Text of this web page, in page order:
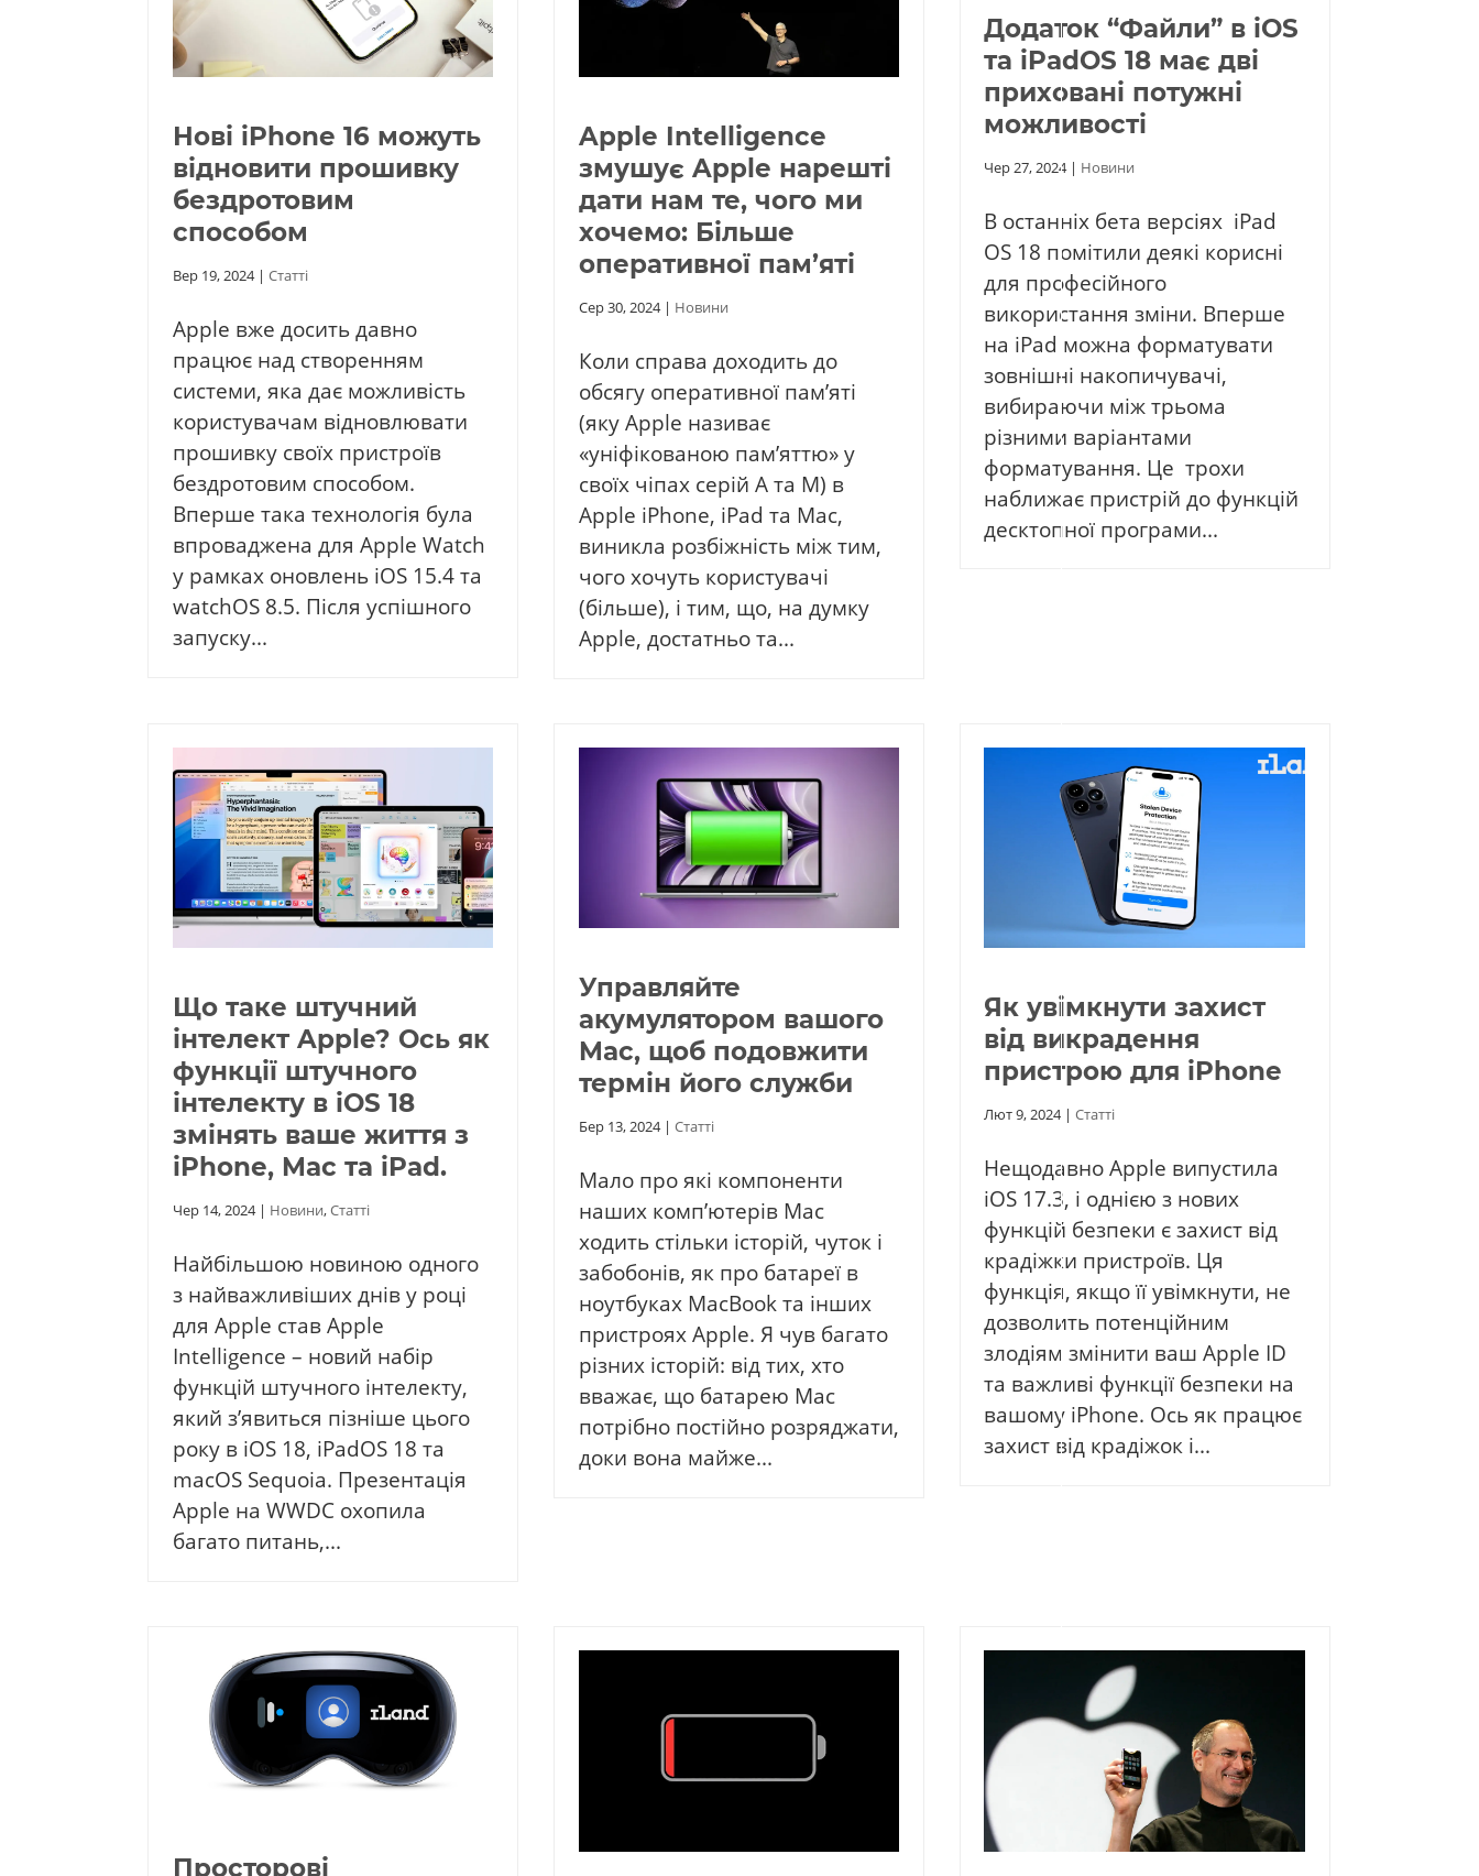
Нові iPhone 16 можуть
відновити прошивку
бездротовим
способом
Вер 19, 2024| Статті
Apple вже досить давно
працює над створенням
системи, яка дає можливість
користувачам відновлювати
прошивку своїх пристроїв
бездротовим способом.
Вперше така технологія була
впроваджена для Apple Watch
у рамках оновлень iOS 15.4 та
watchOS 8.5. Після успішного
запуску...
Apple Intelligence
змушує Apple нарешті
дати нам те, чого ми
хочемо: Більше
оперативної пам’яті
Сер 30, 2024| Новини
Коли справа доходить до
обсягу оперативної пам’яті
(яку Apple називає
«уніфікованою пам’яттю» у
своїх чіпах серій A та M) в
Apple iPhone, iPad та Mac,
виникла розбіжність між тим,
чого хочуть користувачі
(більше), і тим, що, на думку
Apple, достатньо та...
Додаток “Файли” в iOS
та iPadOS 18 має дві
приховані потужні
можливості
Чер 27, 2024| Новини
В останніх бета версіях iPad
OS 18 помітили деякі корисні
для професійного
використання зміни. Вперше
на iPad можна форматувати
зовнішні накопичувачі,
вибираючи між трьома
різними варіантами
форматування. Це трохи
наближає пристрій до функцій
десктопної програми...
Що таке штучний
інтелект Apple? Ось як
функції штучного
інтелекту в iOS 18
змінять ваше життя з
iPhone, Mac та iPad.
Чер 14, 2024| Новини,Статті
Найбільшою новиною одного
з найважливіших днів у році
для Apple став Apple
Intelligence – новий набір
функцій штучного інтелекту,
який з’явиться пізніше цього
року в iOS 18, iPadOS 18 та
macOS Sequoia. Презентація
Apple на WWDC охопила
багато питань,...
Управляйте
акумулятором вашого
Mac, щоб подовжити
термін його служби
Бер 13, 2024| Статті
Мало про які компоненти
наших комп’ютерів Mac
ходить стільки історій, чуток і
забобонів, як про батареї в
ноутбуках MacBook та інших
пристроях Apple. Я чув багато
різних історій: від тих, хто
вважає, що батарею Mac
потрібно постійно розряджати,
доки вона майже...
Як увімкнути захист
від викрадення
пристрою для iPhone
Лют 9, 2024 |Статті
Нещодавно Apple випустила
iOS 17.3, і однією з нових
функцій безпеки є захист від
крадіжки пристроїв. Ця
функція, якщо її увімкнути, не
дозволить потенційним
злодіям змінити ваш Apple ID
та важливі функції безпеки на
вашому iPhone. Ось як працює
захист від крадіжок і...
Просторові